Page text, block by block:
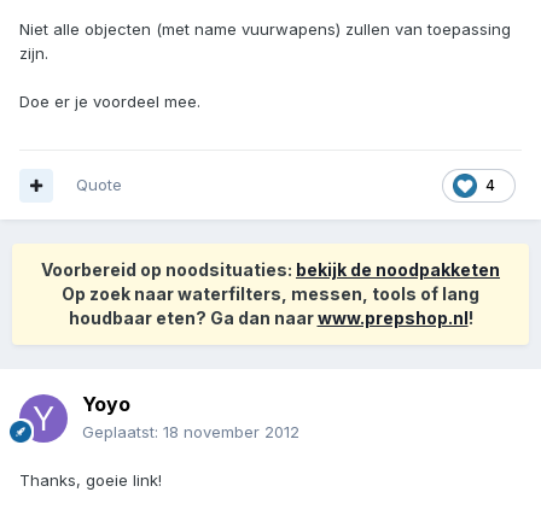
Niet alle objecten (met name vuurwapens) zullen van toepassing
zijn.
Doe er je voordeel mee.
4
Quote
Voorbereid op noodsituaties: bekijk de noodpakketen
Op zoek naar waterfilters, messen, tools of lang
houdbaar eten? Ga dan naarwww.prepshop.nl!
Yoyo
Geplaatst: 18 november 2012
Thanks, goeie link!